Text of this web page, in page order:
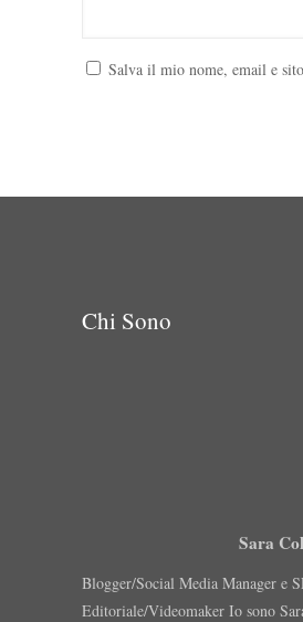
Salva il mio nome, email e
Chi Sono
Sara
Blogger/Social Media Manager e
Editoriale/Videomaker Io sono